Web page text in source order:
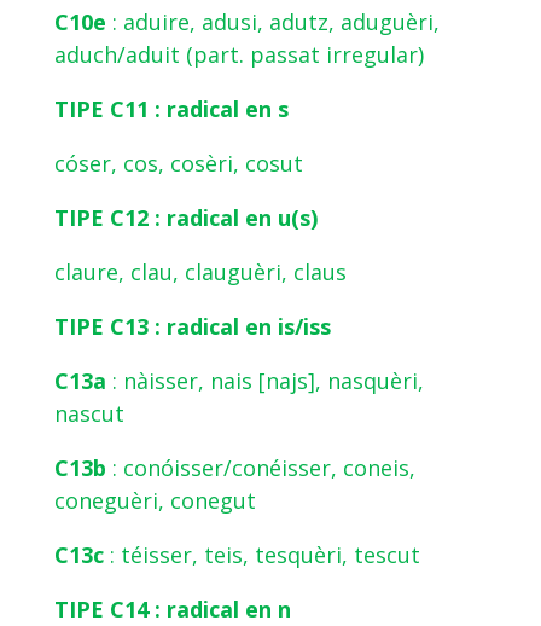
C10e : aduire, adusi, adutz, aduguèri,
aduch/aduit (part. passat irregular)
TIPE C11 : radical en s
cóser, cos, cosèri, cosut
TIPE C12 : radical en u(s)
claure, clau, clauguèri, claus
TIPE C13 : radical en is/iss
C13a : nàisser, nais [najs], nasquèri,
nascut
C13b : conóisser/conéisser, coneis,
coneguèri, conegut
C13c: téisser, teis, tesquèri, tescut
TIPE C14 : radical en n